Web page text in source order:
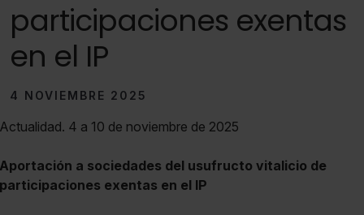
participaciones exentas
en el IP
4 NOVIEMBRE 2025
Actualidad. 4 a 10 de noviembre de 2025
Aportación a sociedades del usufructo vitalicio de
participaciones exentas en el IP